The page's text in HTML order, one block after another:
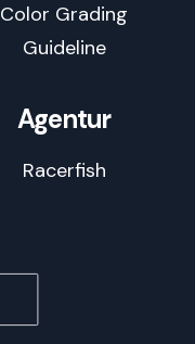
Color Grading
Guideline
Agentur
Racerfish